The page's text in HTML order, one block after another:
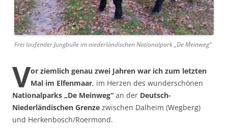
Frei laufender Jungbulle im niederländischen Nationalpark „De Meinweg“
Vor ziemlich genau zwei Jahren war ich zum letzten
Mal im Elfenmaar, im Herzen des wunderschönen
Nationalparks „De Meinweg“ an der Deutsch-
Niederländischen Grenze zwischen Dalheim (Wegberg)
und Herkenbosch/Roermond.